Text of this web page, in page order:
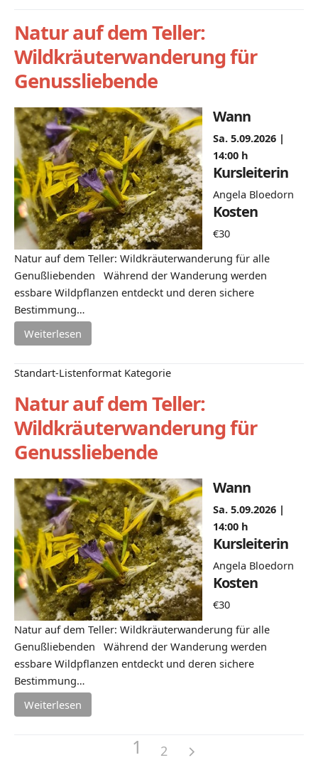
Natur auf dem Teller:
Wildkräuterwanderung für
Genussliebende
Wann
Sa. 5.09.2026 |
14:00 h
Kursleiterin
Angela Bloedorn
Kosten
€30
Natur auf dem Teller: Wildkräuterwanderung für alle
Genußliebenden Während der Wanderung werden
essbare Wildpflanzen entdeckt und deren sichere
Bestimmung…
Weiterlesen
Standart-Listenformat Kategorie
Natur auf dem Teller:
Wildkräuterwanderung für
Genussliebende
Wann
Sa. 5.09.2026 |
14:00 h
Kursleiterin
Angela Bloedorn
Kosten
€30
Natur auf dem Teller: Wildkräuterwanderung für alle
Genußliebenden Während der Wanderung werden
essbare Wildpflanzen entdeckt und deren sichere
Bestimmung…
Weiterlesen
1 2